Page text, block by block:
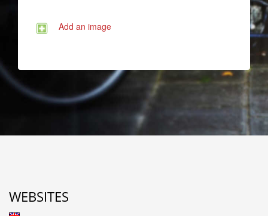
Add an image
WEBSITES